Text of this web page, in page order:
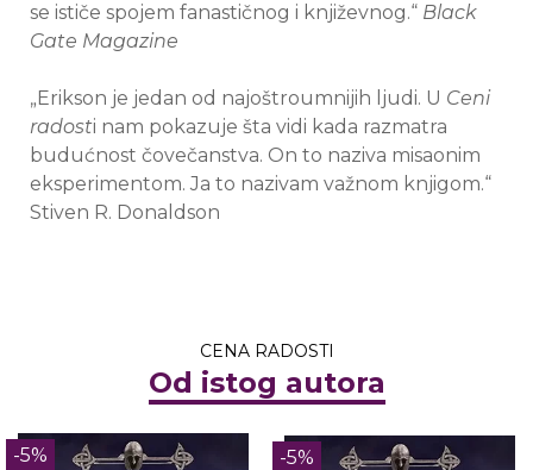
se ističe spojem fanastičnog i književnog.“ Black
Gate Magazine
„Erikson je jedan od najoštroumnijih ljudi. U Ceni
radosti nam pokazuje šta vidi kada razmatra
budućnost čovečanstva. On to naziva misaonim
eksperimentom. Ja to nazivam važnom knjigom.“
Stiven R. Donaldson
CENA RADOSTI
Od istog autora
-5% -5%